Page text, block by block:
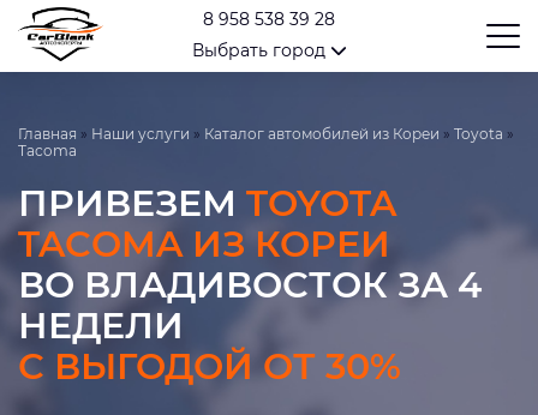
8 958 538 39 28
Выбрать город
Главная » Наши услуги » Каталог автомобилей из Кореи » Toyota »
Tacoma
ПРИВЕЗЕМ TOYOTA
TACOMA ИЗ КОРЕИ
ВО ВЛАДИВОСТОК ЗА 4
НЕДЕЛИ
С ВЫГОДОЙ ОТ 30%